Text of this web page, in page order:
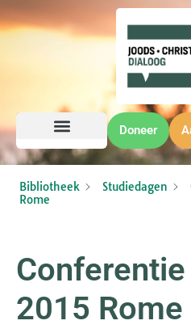
Doneer
Bibliotheek Studiedagen
Rome
Conferentie
2015 Rome